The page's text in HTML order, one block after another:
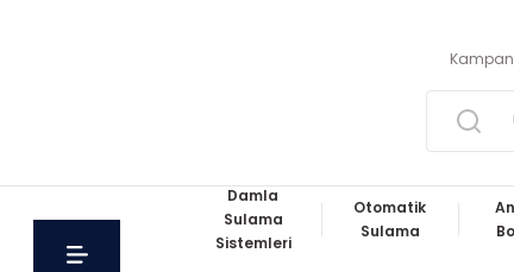
Damla
Sulama
Sistemleri
Otomatik
Sulama